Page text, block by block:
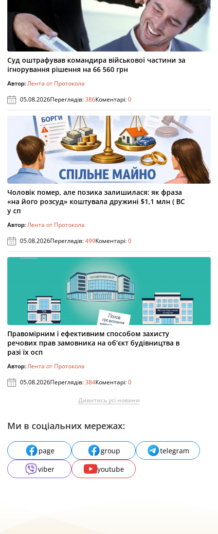
Суд оштрафував командира військової частини за
ігнорування рішення на 66 560 грн
Автор:Лента от Протокола
05.08.2026Переглядів:386Коментарі:0
Чоловік помер, але позика залишилася: як фраза
«на його розсуд» коштувала дружині $1,1 млн ( ВС
у сп
Автор:Лента от Протокола
05.08.2026Переглядів:499Коментарі:0
Правомірним і ефективним способом захисту
речових прав замовника на об’єкт будівництва в
разі їх осп
Автор:Лента от Протокола
05.08.2026Переглядів:384Коментарі:0
Дивитись усі новини
Ми в соціальних мережах:
page group
telegram
viber
youtube